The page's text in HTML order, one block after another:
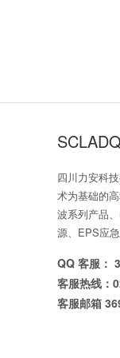
四川力安科
术为基础的
波系列产品
源、EPS应
QQ 客服：
客服热线：
客服邮箱